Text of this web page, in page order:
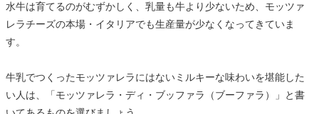
水牛は育てるのがむずかしく、乳量も牛より少ないため、モッツァ
レラチーズの本場・イタリアでも生産量が少なくなってきていま
す。
牛乳でつくったモッツァレラにはないミルキーな味わいを堪能した
い人は、「モッツァレラ・ディ・ブッファラ（ブーファラ）」と書